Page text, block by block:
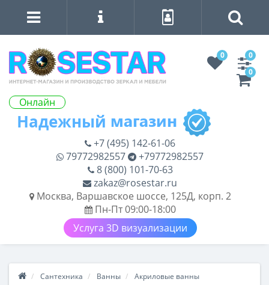
Онлайн
0
0
0
+7 (495) 142-61-06
79772982557
+79772982557
8 (800) 101-70-63
zakaz@rosestar.ru
Москва, Варшавское шоссе, 125Д, корп. 2
Пн-Пт 09:00-18:00
Услуга 3D визуализации
Сантехника Ванны Акриловые ванны